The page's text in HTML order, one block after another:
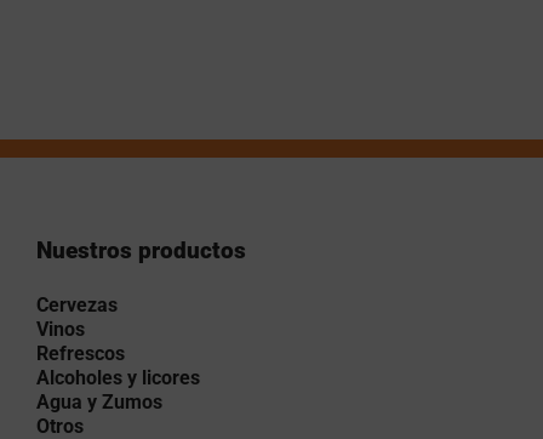
Nuestros productos
Cervezas
Vinos
Refrescos
Alcoholes y licores
Agua y Zumos
Otros